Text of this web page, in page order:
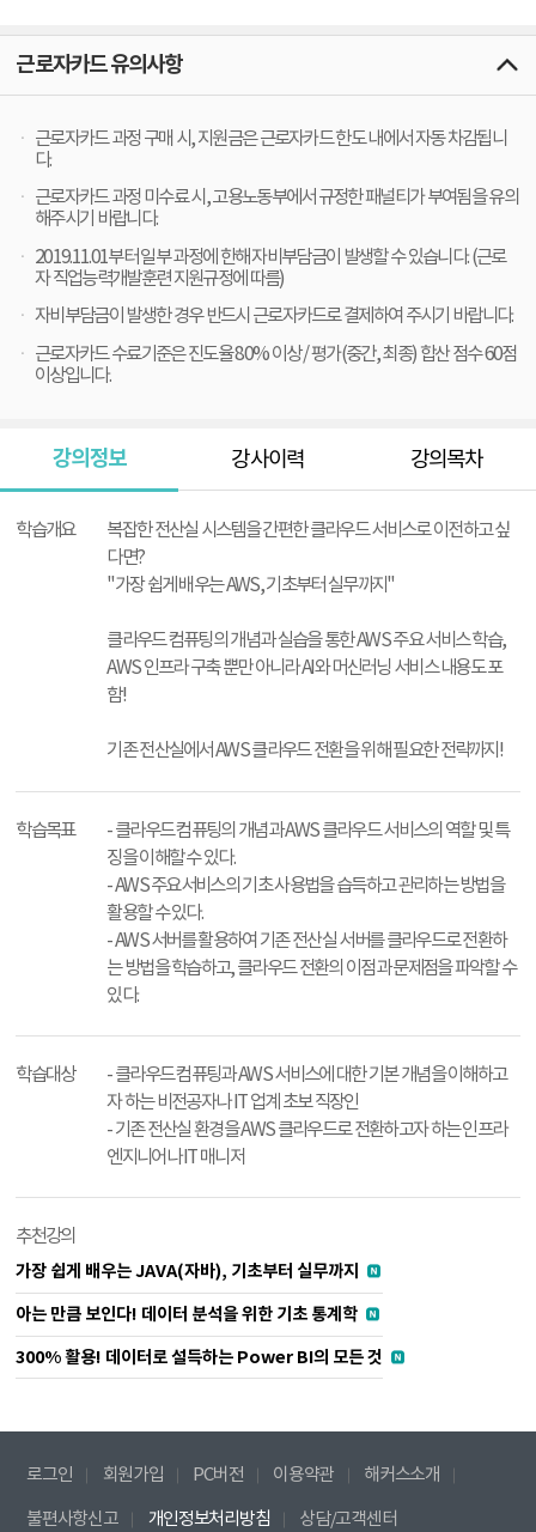
근로자카드 유의사항
근로자카드 과정 구매 시, 지원금은 근로자카드 한도 내에서 자동 차감됩니
다.
근로자카드 과정 미수료 시, 고용노동부에서 규정한 패널티가 부여됨을 유의
해주시기 바랍니다.
2019.11.01부터 일부 과정에 한해 자비부담금이 발생할 수 있습니다. (근로
자 직업능력개발훈련 지원규정에 따름)
자비부담금이 발생한 경우 반드시 근로자카드로 결제하여 주시기 바랍니다.
근로자카드 수료기준은 진도율 80% 이상 / 평가(중간, 최종) 합산 점수 60점
이상입니다.
강의정보 강사이력 강의목차
학습개요
복잡한 전산실 시스템을 간편한 클라우드 서비스로 이전하고 싶
다면?
"가장 쉽게 배우는 AWS, 기초부터 실무까지"
클라우드 컴퓨팅의 개념과 실습을 통한 AWS 주요 서비스 학습,
AWS 인프라 구축 뿐만 아니라 AI와 머신러닝 서비스 내용도 포
함!
기존 전산실에서 AWS 클라우드 전환을 위해 필요한 전략까지!
학습목표
- 클라우드 컴퓨팅의 개념과 AWS 클라우드 서비스의 역할 및 특
징을 이해할 수 있다.
- AWS 주요서비스의 기초 사용법을 습득하고 관리하는 방법을
활용할 수 있다.
- AWS 서버를 활용하여 기존 전산실 서버를 클라우드로 전환하
는 방법을 학습하고, 클라우드 전환의 이점과 문제점을 파악할 수
있다.
학습대상
- 클라우드 컴퓨팅과 AWS 서비스에 대한 기본 개념을 이해하고
자 하는 비전공자나 IT 업계 초보 직장인
- 기존 전산실 환경을 AWS 클라우드로 전환하고자 하는 인프라
엔지니어나 IT 매니저
추천강의
가장 쉽게 배우는 JAVA(자바), 기초부터 실무까지
아는 만큼 보인다! 데이터 분석을 위한 기초 통계학
300% 활용! 데이터로 설득하는 Power BI의 모든 것
로그인 회원가입 PC버전 이용약관 해커스소개
불편사항신고 개인정보처리방침 상담/고객센터